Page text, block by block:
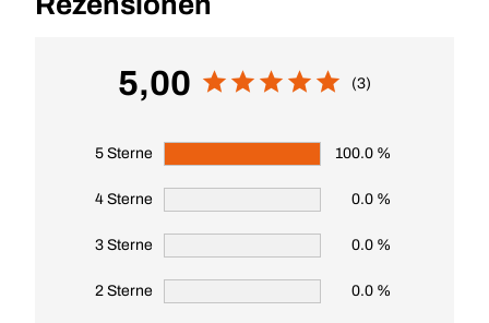
5,00 (3)
5 Sterne 100.0 %
4 Sterne 0.0 %
3 Sterne 0.0 %
2 Sterne 0.0 %